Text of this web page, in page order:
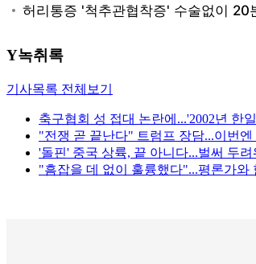
Y녹취록
기사목록 전체보기
축구협회 성 접대 논란에...'2002년 한
"전쟁 곧 끝난다" 트럼프 장담...이번
'돌핀' 중국 상륙, 끝 아니다...벌써 두
"흠잡을 데 없이 훌륭했다"...평론가